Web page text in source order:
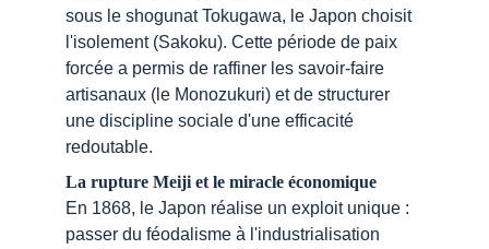
sous le shogunat Tokugawa, le Japon choisit
l'isolement (Sakoku). Cette période de paix
forcée a permis de raffiner les savoir-faire
artisanaux (le Monozukuri) et de structurer
une discipline sociale d'une efficacité
redoutable.
La rupture Meiji et le miracle économique
En 1868, le Japon réalise un exploit unique :
passer du féodalisme à l'industrialisation